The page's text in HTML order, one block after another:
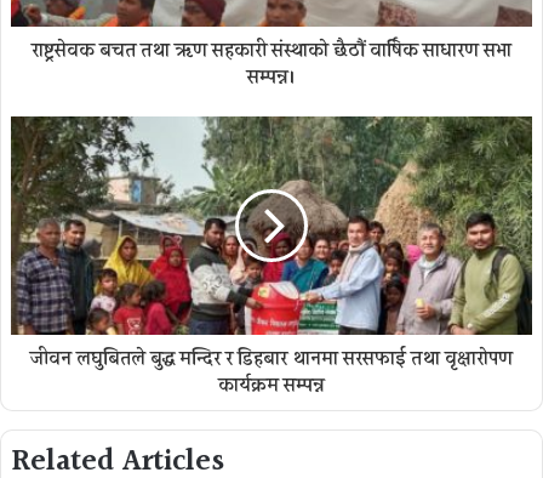
राष्ट्रसेवक बचत तथा ऋण सहकारी संस्थाको छैठौं वार्षिक साधारण सभा
सम्पन्न।
जीवन लघुबितले बुद्ध मन्दिर र डिहबार थानमा सरसफाई तथा वृक्षारोपण
कार्यक्रम सम्पन्न
Related Articles